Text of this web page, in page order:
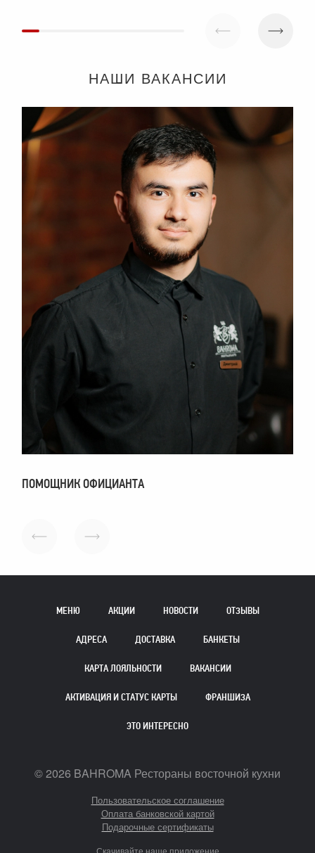
НАШИ ВАКАНСИИ
ПОМОЩНИК ОФИЦИАНТА
МЕНЮ АКЦИИ НОВОСТИ ОТЗЫВЫ
АДРЕСА ДОСТАВКА БАНКЕТЫ
КАРТА ЛОЯЛЬНОСТИ ВАКАНСИИ
АКТИВАЦИЯ И СТАТУС КАРТЫ ФРАНШИЗА
ЭТО ИНТЕРЕСНО
©2026 BAHROMA Рестораны восточной кухни
Пользовательское соглашение
Оплата банковской картой
Подарочные сертификаты
Скачивайте наше приложение